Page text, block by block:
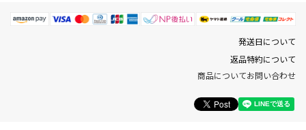
発送日について
返品特約について
商品についてお問い合わせ